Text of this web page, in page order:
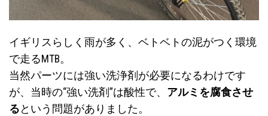
イギリスらしく雨が多く、ベトベトの泥がつく環境
で走るMTB。
当然パーツには強い洗浄剤が必要になるわけです
が、当時の“強い洗剤”は酸性で、 アルミを腐食させ
る という問題がありました。